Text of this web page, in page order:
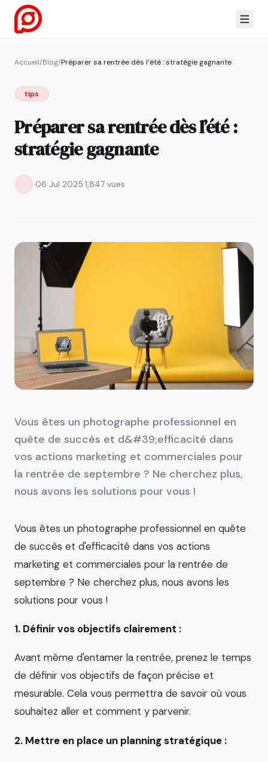
Accueil/Blog/Préparer sa rentrée dès l’été : stratégie gagnante
tips
Préparer sa rentrée dès l’été :
stratégie gagnante
·06 Jul 2025·1,847 vues
Vous êtes un photographe professionnel en
quête de succès et d&#39;efficacité dans
vos actions marketing et commerciales pour
la rentrée de septembre ? Ne cherchez plus,
nous avons les solutions pour vous !
Vous êtes un photographe professionnel en quête
de succès et d'efficacité dans vos actions
marketing et commerciales pour la rentrée de
septembre ? Ne cherchez plus, nous avons les
solutions pour vous !
1. Définir vos objectifs clairement :
Avant même d'entamer la rentrée, prenez le temps
de définir vos objectifs de façon précise et
mesurable. Cela vous permettra de savoir où vous
souhaitez aller et comment y parvenir.
2. Mettre en place un planning stratégique :